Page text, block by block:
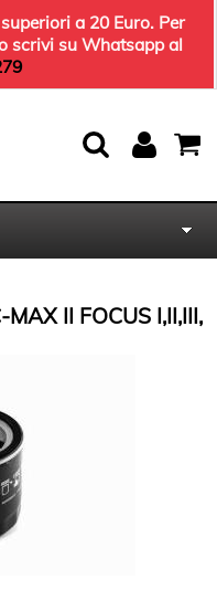
a 20 Euro. Per
scrivi su Whatsapp al
II FOCUS I,II,III,